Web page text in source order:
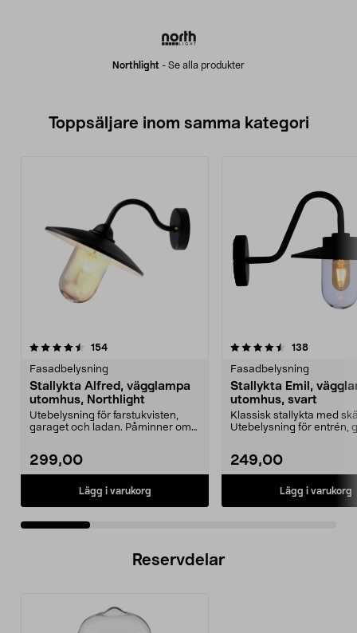
Northlight - Se alla produkter
Toppsäljare inom samma kategori
154recensioner
Fasadbelysning
Stallykta Alfred, vägglampa
utomhus, Northlight
Utebelysning för farstukvisten,
garaget och ladan. Påminner om
299,00
Lägg i varukorg
4.5 av 5 stjärnor 138
Fasadbelysning
Stallykta Emil,
utomhus, svart
Klassisk stallykta med
Utebelysning för entrén,
249,00
Lägg i varukorg
4.5 av 5 stjärnor
Reservdelar